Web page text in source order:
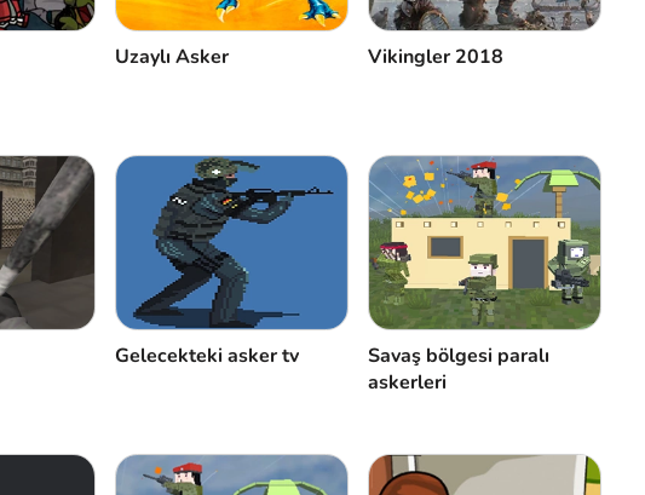
Uzaylı Asker Vikingler 2018
Gelecekteki asker tv
Savaş bölgesi paralı
askerleri